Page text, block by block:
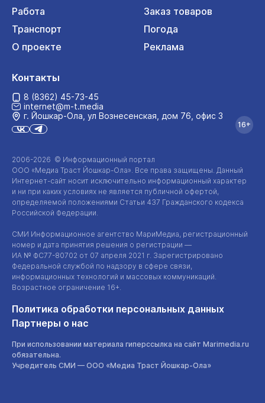
Работа
Заказ товаров
Транспорт
Погода
О проекте
Реклама
2006-2026 © Информационный портал
ООО «Медиа Траст Йошкар-Ола». Все права защищены. Данный
Интернет-сайт носит исключительно информационный характер
и ни при каких условиях не является публичной офертой,
определяемой положениями Статьи 437 Гражданского кодекса
Российской Федерации.
СМИ Информационное агентство МариМедиа, регистрационный
номер и дата принятия решения о регистрации —
ИА № ФС77-80702 от 07 апреля 2021 г. Зарегистрировано
Федеральной службой по надзору в сфере связи,
информационных технологий и массовых коммуникаций.
Возрастное ограничение 16+.
Политика обработки персональных данных
Партнеры о нас
При использовании материала гиперссылка на сайт Marimedia.ru
обязательна.
Учредитель СМИ — ООО «Медиа Траст Йошкар-Ола»
Контакты
8 (8362) 45-73-45
internet@m-t.media
г. Йошкар‑Ола, ул Вознесенская, дом 76, офис 3
16+